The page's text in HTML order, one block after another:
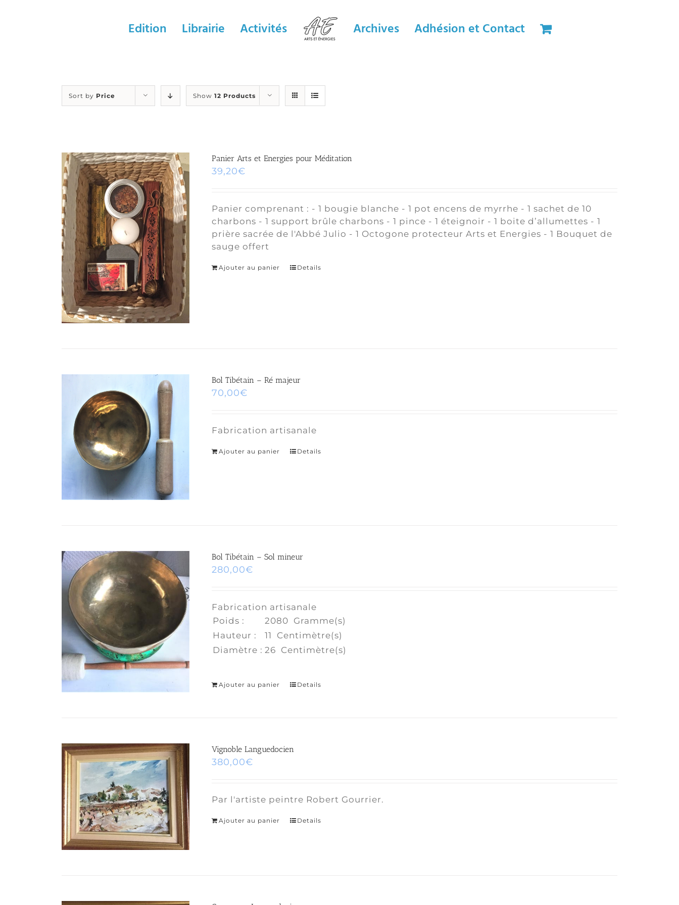
Edition Librairie Activités Archives Adhésion et Contact
Sort by Price Show 12 Products
Panier Arts et Energies pour Méditation
39,20€
Panier comprenant : - 1 bougie blanche - 1 pot encens de myrrhe - 1 sachet de 10
charbons - 1 support brûle charbons - 1 pince - 1 éteignoir - 1 boite d’allumettes - 1
prière sacrée de l'Abbé Julio - 1 Octogone protecteur Arts et Energies - 1 Bouquet de
sauge offert
Ajouter au panier Details
Bol Tibétain – Ré majeur
70,00€
Fabrication artisanale
Ajouter au panier Details
Bol Tibétain – Sol mineur
280,00€
Fabrication artisanale
Poids :
2080 Gramme(s)
Hauteur :
11 Centimètre(s)
Diamètre : 26 Centimètre(s)
Ajouter au panier Details
Vignoble Languedocien
380,00€
Par l'artiste peintre Robert Gourrier.
Ajouter au panier Details